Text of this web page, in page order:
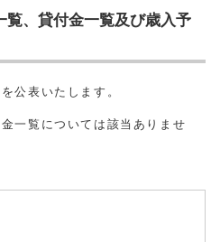
、貸付金一覧及び歳入予
公表いたします。
一覧については該当ありませ